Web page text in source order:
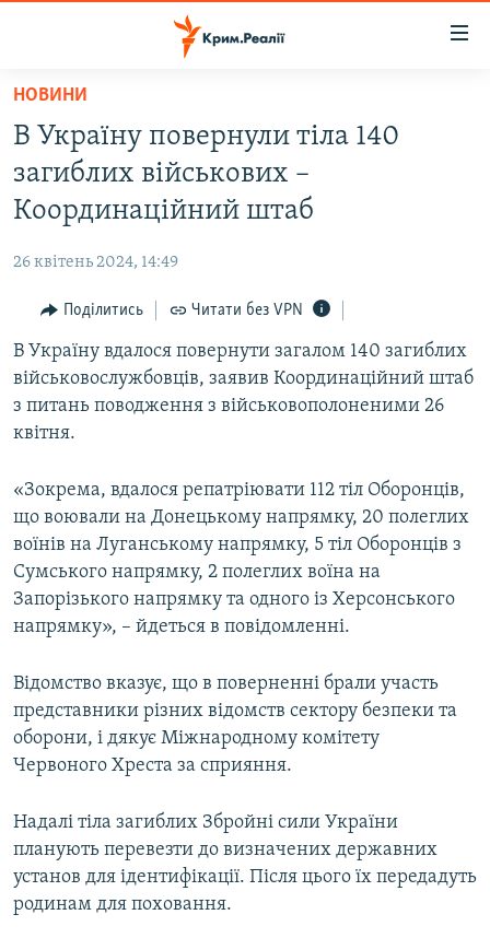
Перейти
основного
матеріалу
Перейти
до
основної
Перейти
пошуку
ВОДА.КРИМ
ВІДЕО ТА ФОТО
БЛОГИ
ПОГЛЯД
ІНТЕРВ'Ю
ВСЕ ЗА ДЕНЬ
СПЕЦПРОЕКТИ
ВІДЕОУРОКИ «ELIFBE»
СВІДЧЕННЯ ОКУПАЦІЇ
УКРАЇНСЬКА ПРОБЛЕМА КРИМУ
ІНФОГРАФІКА
Русский
Qırımtatar
ДОЛУЧАЙСЯ!
Усі сайти RFE/RL
НОВИНИ
В Україну повернули тіла 140
загиблих військових –
Координаційний штаб
26 квітень 2024, 14:49
Поділитись Читати без VPN
В Україну вдалося повернути загалом 140 загиблих
військовослужбовців, заявив Координаційний штаб
з питань поводження з військовополоненими 26
квітня.
«Зокрема, вдалося репатріювати 112 тіл Оборонців,
що воювали на Донецькому напрямку, 20 полеглих
воїнів на Луганському напрямку, 5 тіл Оборонців з
Сумського напрямку, 2 полеглих воїна на
Запорізького напрямку та одного із Херсонського
напрямку», – йдеться в повідомленні.
Відомство вказує, що в поверненні брали участь
представники різних відомств сектору безпеки та
оборони, і дякує Міжнародному комітету
Червоного Хреста за сприяння.
Надалі тіла загиблих Збройні сили України
планують перевезти до визначених державних
установ для ідентифікації. Після цього їх передадуть
родинам для поховання.